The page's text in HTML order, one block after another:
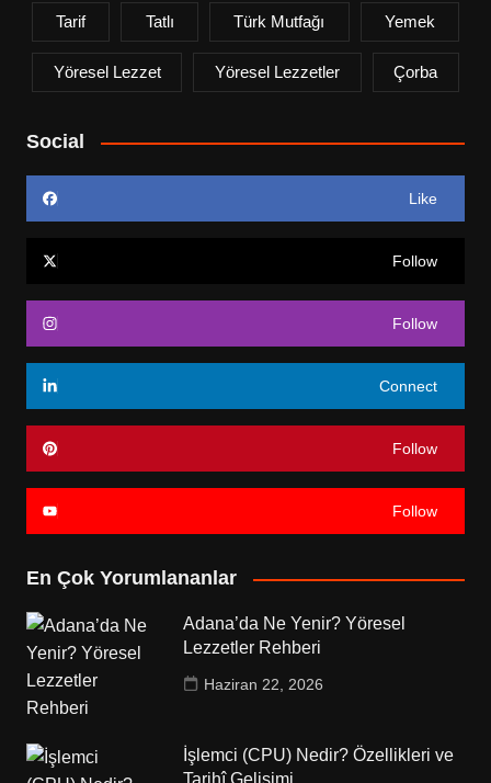
Tarif Tatlı Türk Mutfağı Yemek
Yöresel Lezzet Yöresel Lezzetler Çorba
Social
Like
Follow
Follow
Connect
Follow
Follow
En Çok Yorumlananlar
Adana’da Ne Yenir? Yöresel
Lezzetler Rehberi
Haziran 22, 2026
İşlemci (CPU) Nedir? Özellikleri ve